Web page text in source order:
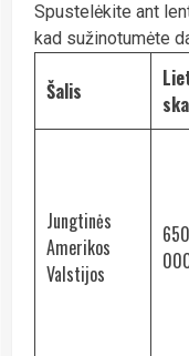
Spustelėkite ant
kad sužinotumėte
Šalis
Jungtinės
Amerikos
Valstijos
650